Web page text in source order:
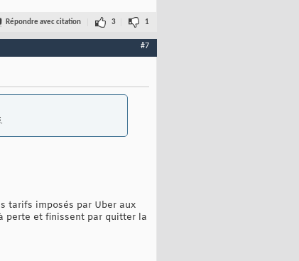
Répondre avec citation 3 1
#7
tarifs imposés par Uber aux
perte et finissent par quitter la